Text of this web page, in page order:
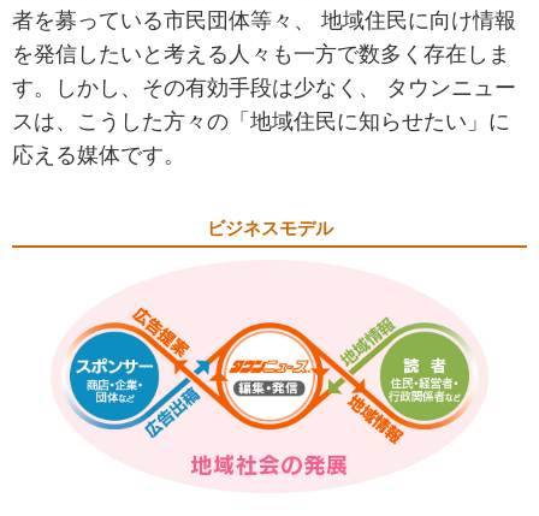
者を募っている市民団体等々、 地域住民に向け情報
を発信したいと考える人々も一方で数多く存在しま
す。しかし、その有効手段は少なく、 タウンニュー
スは、こうした方々の「地域住民に知らせたい」に
応える媒体です。
ビジネスモデル